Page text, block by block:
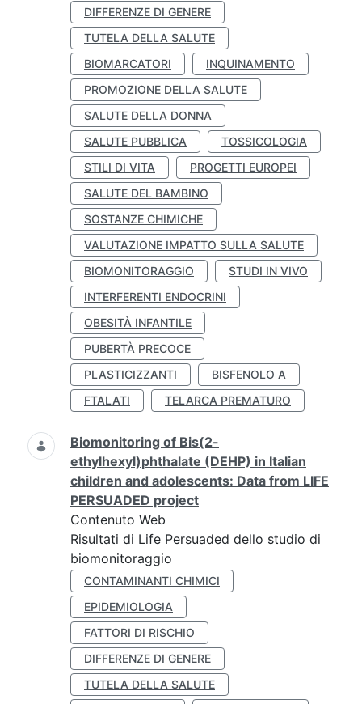
DIFFERENZE DI GENERE
TUTELA DELLA SALUTE
BIOMARCATORI
INQUINAMENTO
PROMOZIONE DELLA SALUTE
SALUTE DELLA DONNA
SALUTE PUBBLICA
TOSSICOLOGIA
STILI DI VITA
PROGETTI EUROPEI
SALUTE DEL BAMBINO
SOSTANZE CHIMICHE
VALUTAZIONE IMPATTO SULLA SALUTE
BIOMONITORAGGIO
STUDI IN VIVO
INTERFERENTI ENDOCRINI
OBESITÀ INFANTILE
PUBERTÀ PRECOCE
PLASTICIZZANTI
BISFENOLO A
FTALATI
TELARCA PREMATURO
Biomonitoring of Bis(2-
ethylhexyl)phthalate (DEHP) in Italian
children and adolescents: Data from LIFE
PERSUADED project
Contenuto Web
Risultati di Life Persuaded dello studio di
biomonitoraggio
CONTAMINANTI CHIMICI
EPIDEMIOLOGIA
FATTORI DI RISCHIO
DIFFERENZE DI GENERE
TUTELA DELLA SALUTE